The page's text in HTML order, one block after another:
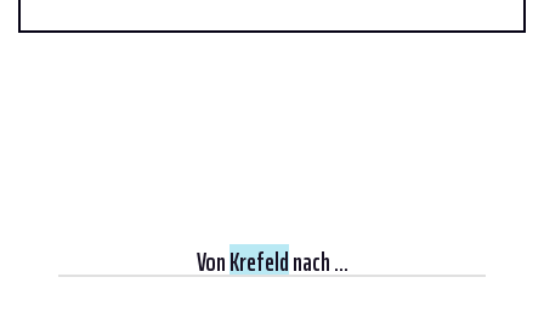
VonKrefeldnach ...